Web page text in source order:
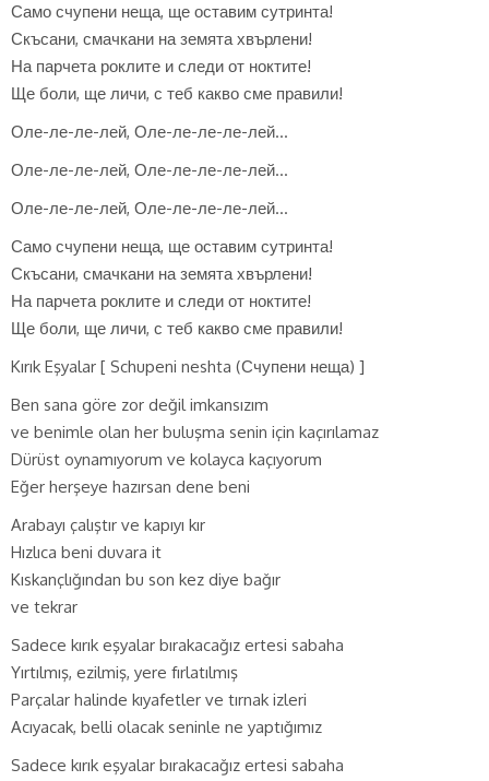
Само счупени неща, ще оставим сутринта!
Скъсани, смачкани на земята хвърлени!
На парчета роклите и следи от ноктите!
Ще боли, ще личи, с теб какво сме правили!
Оле-ле-ле-лей, Оле-ле-ле-ле-лей…
Оле-ле-ле-лей, Оле-ле-ле-ле-лей…
Оле-ле-ле-лей, Оле-ле-ле-ле-лей…
Само счупени неща, ще оставим сутринта!
Скъсани, смачкани на земята хвърлени!
На парчета роклите и следи от ноктите!
Ще боли, ще личи, с теб какво сме правили!
Kırık Eşyalar [ Schupeni neshta (Счупени неща) ]
Ben sana göre zor değil imkansızım
ve benimle olan her buluşma senin için kaçırılamaz
Dürüst oynamıyorum ve kolayca kaçıyorum
Eğer herşeye hazırsan dene beni
Arabayı çalıştır ve kapıyı kır
Hızlıca beni duvara it
Kıskançlığından bu son kez diye bağır
ve tekrar
Sadece kırık eşyalar bırakacağız ertesi sabaha
Yırtılmış, ezilmiş, yere fırlatılmış
Parçalar halinde kıyafetler ve tırnak izleri
Acıyacak, belli olacak seninle ne yaptığımız
Sadece kırık eşyalar bırakacağız ertesi sabaha